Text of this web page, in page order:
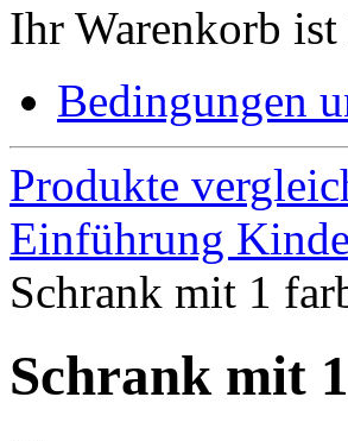
Ihr Warenkorb ist
Bedingungen
Produkte
Einführung
Schrank mit 1
Schrank mit